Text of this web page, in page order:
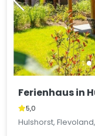
Ferienhaus in
5,0
Hulshorst,